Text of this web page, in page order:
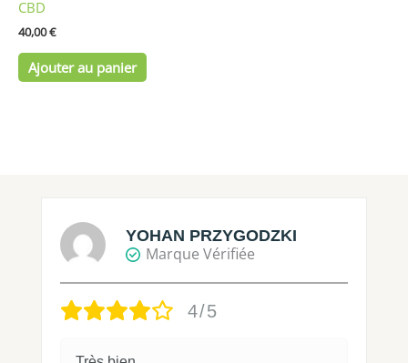
CBD
40,00€
Ajouter au panier
YOHAN PRZYGODZKI
Marque Vérifiée
4/5